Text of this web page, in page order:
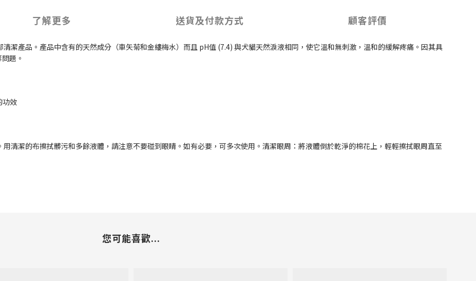
了解更多 送貨及付款方式 顧客評價
潔產品。產品中含有的天然成分（車矢菊和金縷梅水）而且 pH值 (7.4) 與犬貓天然淚液相同，使它溫和無刺激，溫和的緩解疼痛。因其具
題。
功效
清潔的布擦拭髒污和多餘液體，請注意不要碰到眼睛。如有必要，可多次使用。清潔眼周：將液體倒於乾淨的棉花上，輕輕擦拭眼周直至
您可能喜歡...